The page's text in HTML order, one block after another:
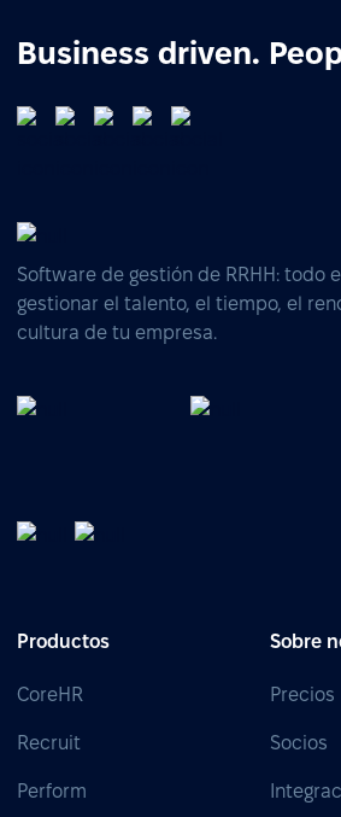
Business driven.
Software de gestión de RRHH: todo
gestionar el talento, el tiempo, el
cultura de tu empresa.
Productos
CoreHR
Recruit
Perform
Sobre
Precios
Socios